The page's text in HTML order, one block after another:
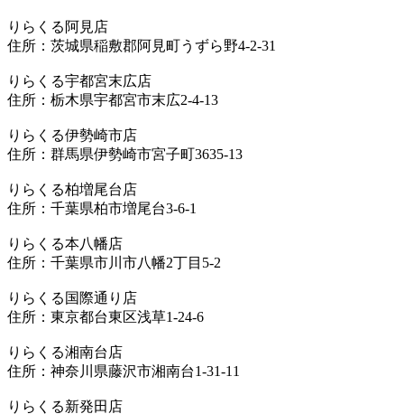
りらくる阿見店
住所：茨城県稲敷郡阿見町うずら野4-2-31
りらくる宇都宮末広店
住所：栃木県宇都宮市末広2-4-13
りらくる伊勢崎市店
住所：群馬県伊勢崎市宮子町3635-13
りらくる柏増尾台店
住所：千葉県柏市増尾台3-6-1
りらくる本八幡店
住所：千葉県市川市八幡2丁目5-2
りらくる国際通り店
住所：東京都台東区浅草1-24-6
りらくる湘南台店
住所：神奈川県藤沢市湘南台1-31-11
りらくる新発田店